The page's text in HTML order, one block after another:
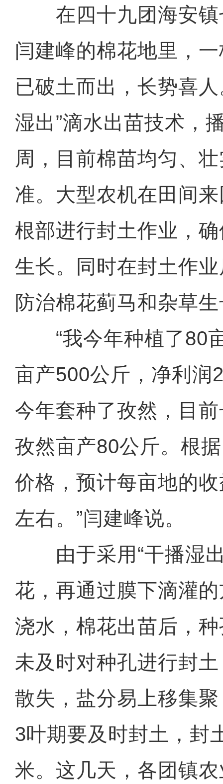
在四十九团海安镇
闫建峰的棉花地里，
已破土而出，长势喜
湿出”滴水出苗技术，
周，目前棉苗均匀、
准。大型农机在田间
根部进行封土作业，
生长。同时在封土作
防治棉花蓟马和杂草
“我今年种植了80
亩产500公斤，净利润
今年套种了孜然，目
孜然亩产80公斤。根
价格，预计每亩地的
左右。”闫建峰说。
由于采用“干播湿出
花，再通过膜下滴灌
浇水，棉花出苗后，
未及时对种孔进行封
散失，盐分易上移集
3叶期要及时封土，封
米。这几天，各团镇